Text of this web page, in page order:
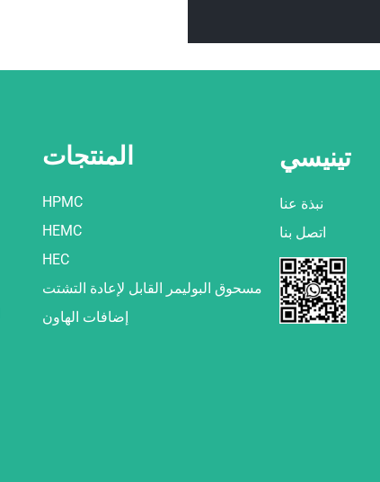
المنتجات
HPMC
HEMC
HEC
مسحوق البوليمر القابل لإعادة التشتت
إضافات الهاون
تينيسي
نبذة عنا
اتصل بنا